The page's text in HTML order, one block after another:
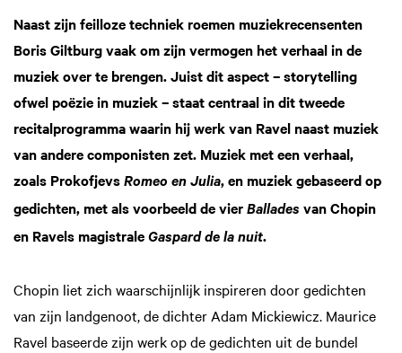
Naast zijn feilloze techniek roemen muziekrecensenten
Boris Giltburg vaak om zijn vermogen het verhaal in de
muziek over te brengen. Juist dit aspect – storytelling
ofwel poëzie in muziek – staat centraal in dit tweede
recitalprogramma waarin hij werk van Ravel naast muziek
van andere componisten zet. Muziek met een verhaal,
zoals Prokofjevs Romeo en Julia, en muziek gebaseerd op
gedichten, met als voorbeeld de vier Ballades van Chopin
en Ravels magistrale Gaspard de la nuit.
Chopin liet zich waarschijnlijk inspireren door gedichten
van zijn landgenoot, de dichter Adam Mickiewicz. Maurice
Ravel baseerde zijn werk op de gedichten uit de bundel